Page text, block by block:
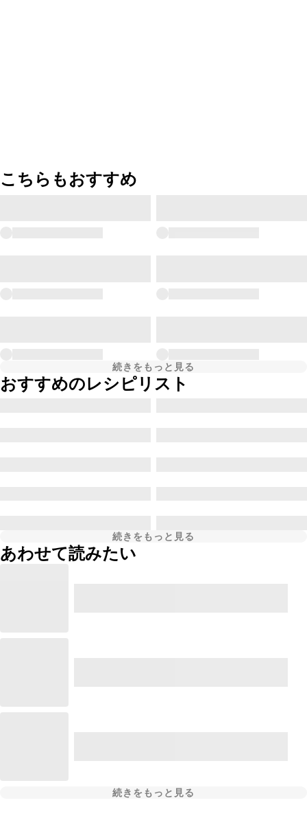
こちらもおすすめ
続きをもっと見る
おすすめのレシピリスト
続きをもっと見る
あわせて読みたい
続きをもっと見る